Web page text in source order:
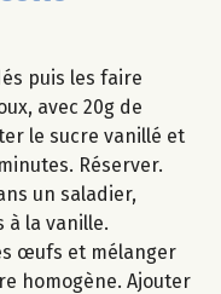
puis les faire
avec 20g de
le sucre vanillé et
Réserver.
un saladier,
à la vanille.
œufs et mélanger
homogène. Ajouter